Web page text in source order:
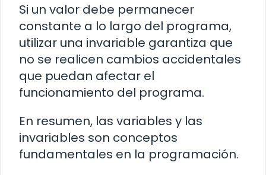
Si un valor debe permanecer
constante a lo largo del programa,
utilizar una invariable garantiza que
no se realicen cambios accidentales
que puedan afectar el
funcionamiento del programa.
En resumen, las variables y las
invariables son conceptos
fundamentales en la programación.